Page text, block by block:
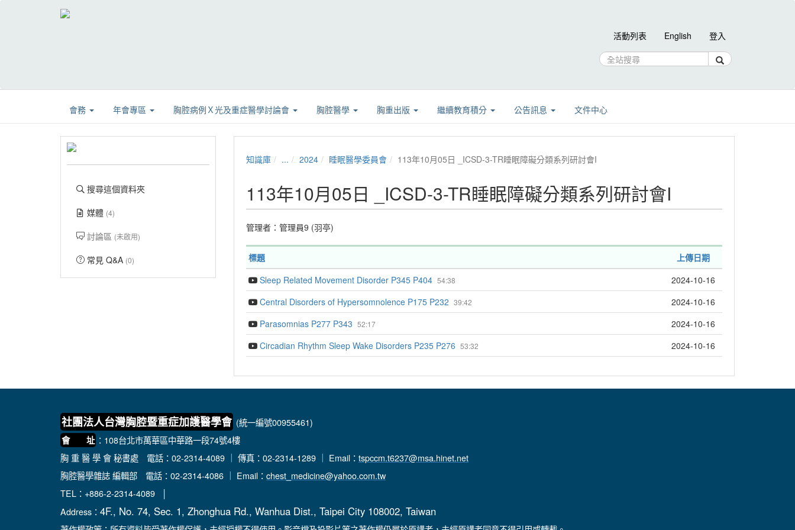
活動列表 English 登入
會務 年會專區 胸腔病例Ｘ光及重症醫學討論會 胸腔醫學 胸重出版 繼續教育積分 公告訊息 文件中心
搜尋這個資料夾
媒體 (4)
討論區 (未啟用)
常見 Q&A (0)
知識庫 ... 2024 睡眠醫學委員會 113年10月05日 _ICSD-3-TR睡眠障礙分類系列研討會I
113年10月05日 _ICSD-3-TR睡眠障礙分類系列研討會I
管理者： 管理員9 (羽亭)
標題 上傳日期
54:38
Sleep Related Movement Disorder P345 P404 2024-10-16
39:42
Central Disorders of Hypersomnolence P175 P232 2024-10-16
52:17
Parasomnias P277 P343 2024-10-16
53:32
Circadian Rhythm Sleep Wake Disorders P235 P276 2024-10-16
社團法人台灣胸腔暨重症加護醫學會 (統一編號00955461)
會 址 ：108台北市萬華區中華路一段74號4樓
胸 重 醫 學 會 秘書處 電話：02-2314-4089 ｜ 傳真：02-2314-1289 ｜ Email： tspccm.t6237@msa.hinet.net
胸腔醫學雜誌 編輯部 電話：02-2314-4086 ｜ Email： chest_medicine@yahoo.com.tw
TEL：+886-2-2314-4089 │
Address： 4F., No. 74, Sec. 1, Zhonghua Rd., Wanhua Dist., Taipei City 108002, Taiwan